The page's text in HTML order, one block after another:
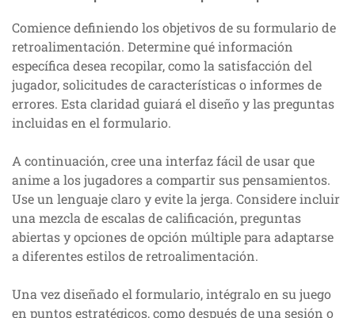
Comience definiendo los objetivos de su formulario de
retroalimentación. Determine qué información
específica desea recopilar, como la satisfacción del
jugador, solicitudes de características o informes de
errores. Esta claridad guiará el diseño y las preguntas
incluidas en el formulario.
A continuación, cree una interfaz fácil de usar que
anime a los jugadores a compartir sus pensamientos.
Use un lenguaje claro y evite la jerga. Considere incluir
una mezcla de escalas de calificación, preguntas
abiertas y opciones de opción múltiple para adaptarse
a diferentes estilos de retroalimentación.
Una vez diseñado el formulario, intégralo en su juego
en puntos estratégicos, como después de una sesión o